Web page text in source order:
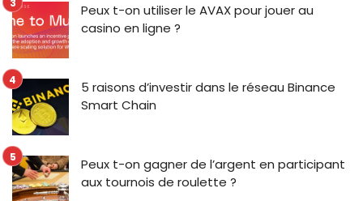
Peux t-on utiliser le AVAX pour jouer au
casino en ligne ?
5 raisons d’investir dans le réseau Binance
Smart Chain
Peux t-on gagner de l’argent en participant
aux tournois de roulette ?